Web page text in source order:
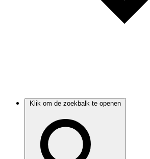
Klik om de zoekbalk te openen